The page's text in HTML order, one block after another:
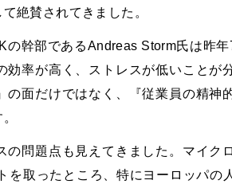
絶賛されてきました。
の幹部であるAndreas Storm氏は昨
効率が高く、ストレスが低いことが
の面だけではなく、『従業員の精神
の問題点も見えてきました。マイク
を取ったところ、特にヨーロッパの